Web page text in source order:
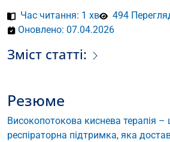
Час читання: 1 хв
494
Оновлено: 07.04.2026
Зміст статті:
Резюме
Високопотокова киснева терапія –
респіраторна підтримка, яка